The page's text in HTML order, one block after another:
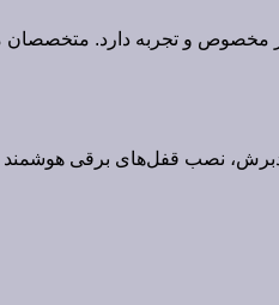
و تجربه دارد. متخصصان
ضدبرش، نصب قفل‌های برقی